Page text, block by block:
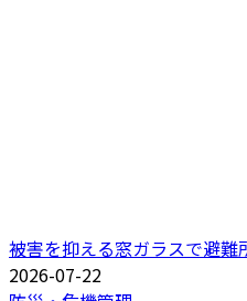
被害を抑える窓ガラスで避難
2026-07-22